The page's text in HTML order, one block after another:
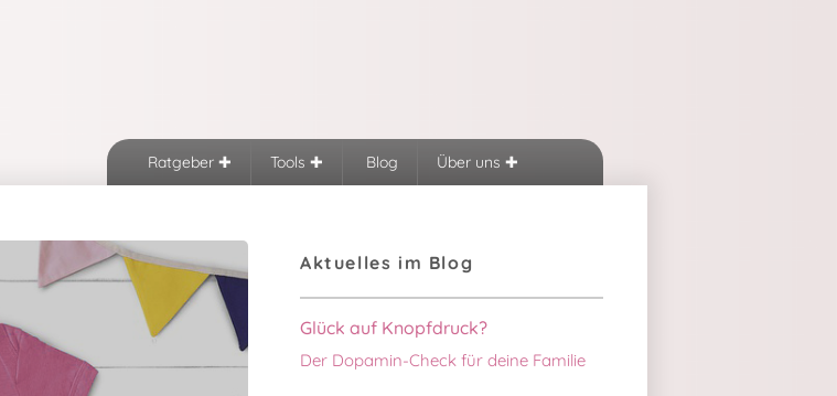
Ratgeber Tools Blog Über uns
Aktuelles im Blog
Glück auf Knopfdruck?
Der Dopamin-Check für deine Familie